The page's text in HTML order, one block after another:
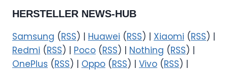
HERSTELLER NEWS-HUB
Samsung (RSS) | Huawei (RSS) | Xiaomi (RSS) |
Redmi (RSS) | Poco (RSS) | Nothing (RSS) |
OnePlus (RSS) | Oppo (RSS) | Vivo (RSS) |